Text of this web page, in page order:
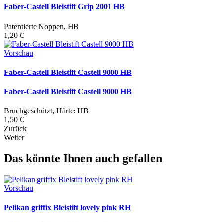
Faber-Castell Bleistift Grip 2001 HB
Patentierte Noppen, HB
1,20 €
Vorschau
Faber-Castell Bleistift Castell 9000 HB
Faber-Castell Bleistift Castell 9000 HB
Bruchgeschützt, Härte: HB
1,50 €
Zurück
Weiter
Das könnte Ihnen auch gefallen
Vorschau
Pelikan griffix Bleistift lovely pink RH